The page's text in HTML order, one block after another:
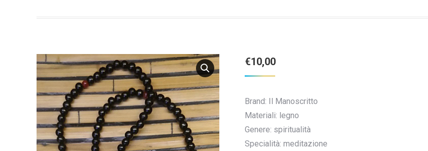
€10,00
Brand: Il Manoscritto
Materiali: legno
Genere: spiritualità
Specialità: meditazione